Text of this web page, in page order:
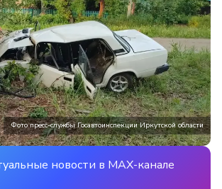
Фото пресс-службы Госавтоинспекции Иркутской области
новости в MAX-канале